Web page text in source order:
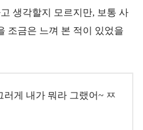
생각할지 모르지만, 보통 사
조금은 느껴 본 적이 있었을
러게 내가 뭐라 그랬어~ ㅉ